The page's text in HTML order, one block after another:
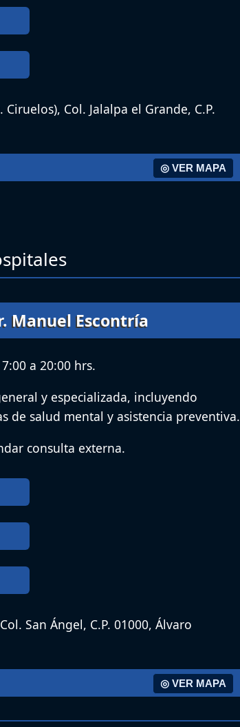
Ciruelos), Col. Jalalpa el Grande, C.P.
◎ VER MAPA
Manuel Escontría
a 20:00 hrs.
y especializada, incluyendo
de salud mental y asistencia preventiva.
consulta externa.
San Ángel, C.P. 01000, Álvaro
◎ VER MAPA